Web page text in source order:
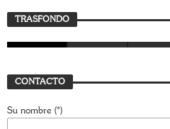
TRASFONDO
JAVIER BUSTAMANTE
CONTACTO
Su nombre (*)